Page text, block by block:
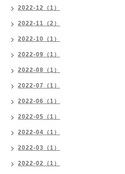
2022-12（1）
2022-11（2）
2022-10（1）
2022-09（1）
2022-08（1）
2022-07（1）
2022-06（1）
2022-05（1）
2022-04（1）
2022-03（1）
2022-02（1）